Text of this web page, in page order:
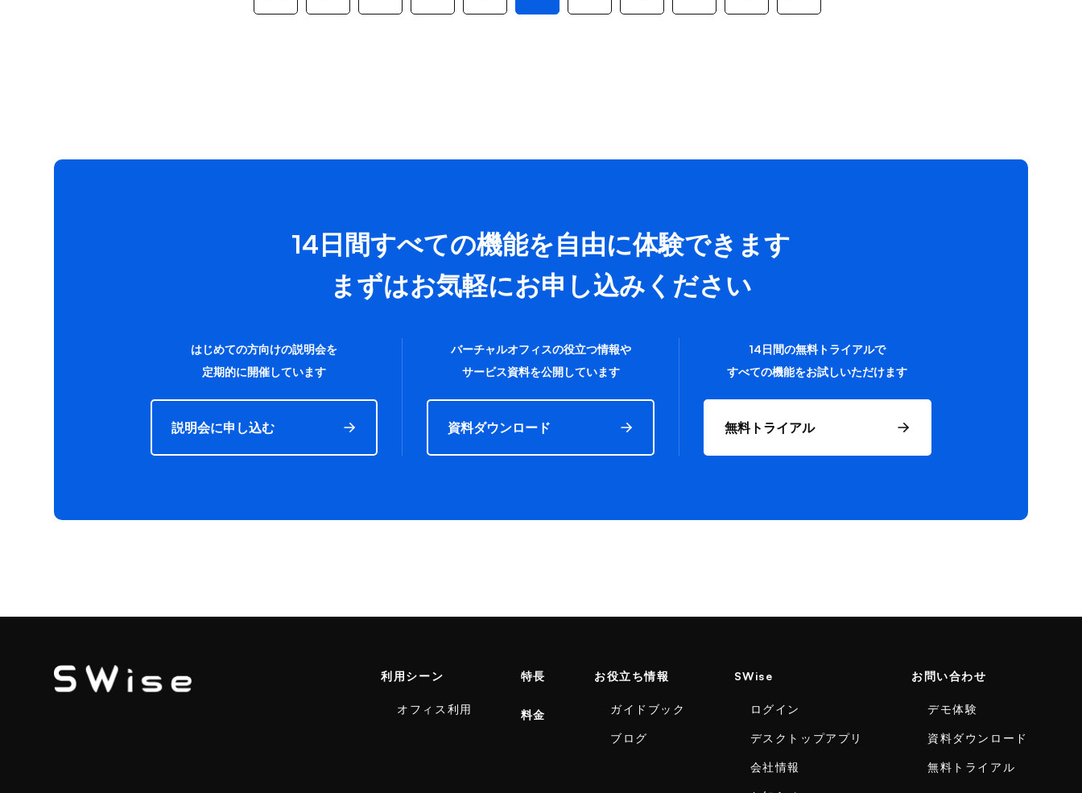
14日間すべての機能を自由に体験できます
まずはお気軽にお申し込みください
はじめての方向けの説明会を
定期的に開催しています
説明会に申し込む
バーチャルオフィスの役立つ情報や
サービス資料を公開しています
資料ダウンロード
14日間の無料トライアルで
すべての機能をお試しいただけます
無料トライアル
利用シーン
オフィス利用
特長
料金
お役立ち情報
ガイドブック
ブログ
SWise
ログイン
デスクトップアプリ
会社情報
お問い合わせ
デモ体験
資料ダウンロード
無料トライアル